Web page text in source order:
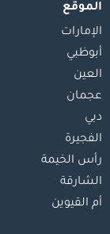
الموقع
الإمارات
أبوظبي
العين
عجمان
دبي
الفجيرة
رأس الخيمة
الشارقة
أم القيوين